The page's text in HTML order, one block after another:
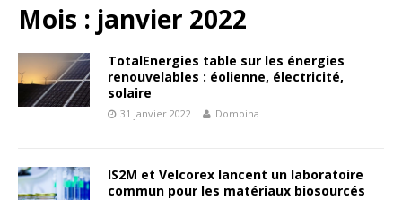
Mois : janvier 2022
TotalEnergies table sur les énergies
renouvelables : éolienne, électricité,
solaire
31 janvier 2022 Domoina
IS2M et Velcorex lancent un laboratoire
commun pour les matériaux biosourcés